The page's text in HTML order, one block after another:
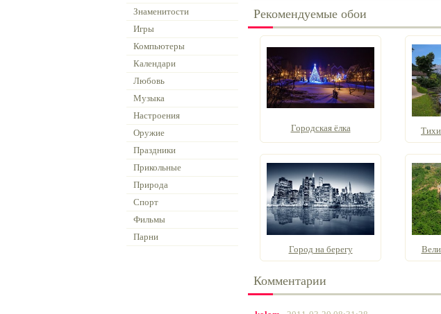
Знаменитости
Игры
Компьютеры
Календари
Любовь
Музыка
Настроения
Оружие
Праздники
Прикольные
Природа
Спорт
Фильмы
Парни
Рекомендуемые обои
Городская ёлка
Город на берегу
Комментарии